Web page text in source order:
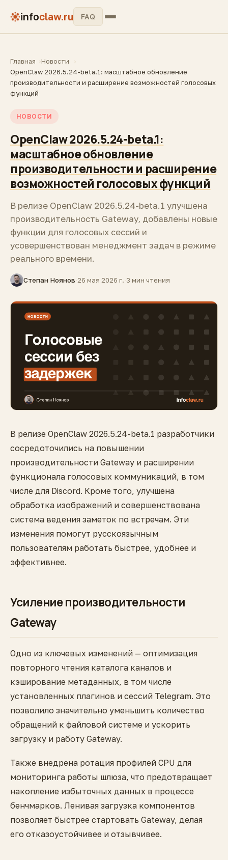
infoclaw.ru FAQ
Главная
Новости
OpenClaw 2026.5.24-beta.1: масштабное обновление
производительности и расширение возможностей голосовых
функций
НОВОСТИ
OpenClaw 2026.5.24-beta.1:
масштабное обновление
производительности и расширение
возможностей голосовых функций
В релизе OpenClaw 2026.5.24-beta.1 улучшена
производительность Gateway, добавлены новые
функции для голосовых сессий и
усовершенствован менеджмент задач в режиме
реального времени.
Степан Ноянов·26 мая 2026 г.·3 мин чтения
В релизе OpenClaw 2026.5.24-beta.1 разработчики
сосредоточились на повышении
производительности Gateway и расширении
функционала голосовых коммуникаций, в том
числе для Discord. Кроме того, улучшена
обработка изображений и совершенствована
система ведения заметок по встречам. Эти
изменения помогут русскоязычным
пользователям работать быстрее, удобнее и
эффективнее.
Усиление производительности
Gateway
Одно из ключевых изменений — оптимизация
повторного чтения каталога каналов и
кэширование метаданных, в том числе
установленных плагинов и сессий Telegram. Это
позволило значительно уменьшить количество
обращений к файловой системе и ускорить
загрузку и работу Gateway.
Также внедрена ротация профилей CPU для
мониторинга работы шлюза, что предотвращает
накопление избыточных данных в процессе
бенчмарков. Ленивая загрузка компонентов
позволяет быстрее стартовать Gateway, делая
его отказоустойчивее и отзывчивее.